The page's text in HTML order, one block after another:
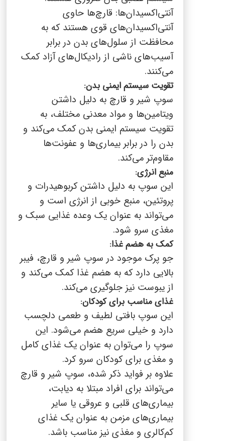
آنتی‌اکسیدان‌ها: قارچ‌ها حاوی
آنتی‌اکسیدان‌های قوی هستند که به
محافظت از سلول‌های بدن در برابر
آسیب‌های ناشی از رادیکال‌های آزاد کمک
می‌کنند.
تقویت سیستم ایمنی بدن:
سوپ شیر و قارچ به دلیل داشتن
ویتامین‌ها و مواد معدنی مختلف، به
تقویت سیستم ایمنی بدن کمک می‌کند و
بدن را در برابر بیماری‌ها و عفونت‌ها
مقاوم‌تر می‌کند.
منبع انرژی:
این سوپ به دلیل داشتن کربوهیدرات و
پروتئین، منبع خوبی از انرژی است و
می‌تواند به عنوان یک وعده غذایی سبک و
مغذی سرو شود.
کمک به هضم غذا:
جو پرک موجود در سوپ شیر و قارچ، فیبر
بالایی دارد که به هضم غذا کمک می‌کند و
از یبوست نیز جلوگیری می‌کند.
غذای مناسب برای کودکان:
این سوپ بافتی لطیف و طعمی دلچسب
دارد و خیلی سریع هضم می‌شود. این
سوپ را می‌توان به عنوان یک غذای کامل
و مغذی برای کودکان سرو کرد.
علاوه بر فواید ذکر شده، سوپ شیر و قارچ
می‌تواند برای افراد مبتلا به دیابت،
بیماری‌های قلبی و عروقی یا سایر
بیماری‌های مزمن به عنوان یک غذای
کم‌کالری و مغذی نیز مناسب باشد.